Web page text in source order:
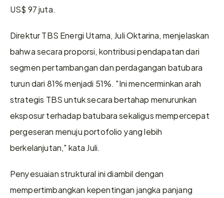
US$ 97 juta.
Direktur TBS Energi Utama, Juli Oktarina, menjelaskan
bahwa secara proporsi, kontribusi pendapatan dari
segmen pertambangan dan perdagangan batubara
turun dari 81% menjadi 51%. "Ini mencerminkan arah
strategis TBS untuk secara bertahap menurunkan
eksposur terhadap batubara sekaligus mempercepat
pergeseran menuju portofolio yang lebih
berkelanjutan," kata Juli.
Penyesuaian struktural ini diambil dengan
mempertimbangkan kepentingan jangka panjang